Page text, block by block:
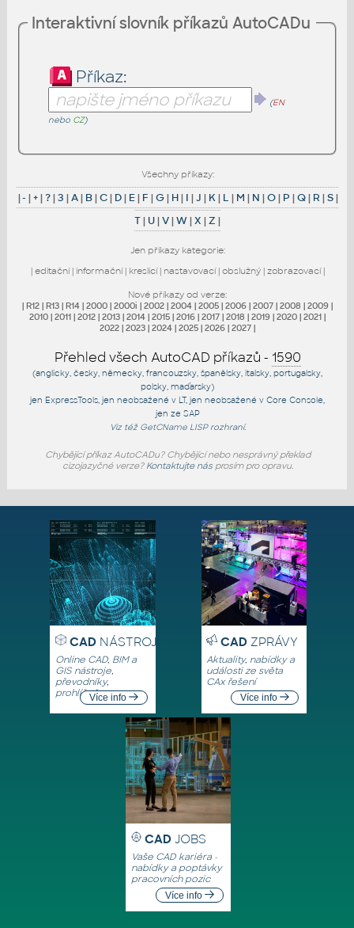
Interaktivní slovník příkazů AutoCADu
Příkaz:
(EN
nebo CZ)
Všechny příkazy:
|- |+|?|3 |A| B|C| D| E| F |G| H| I |J | K| L | M | N |O| P |Q| R |S|
T| U|V|W|X |Z |
Jen příkazy kategorie:
| editační| informační| kreslicí| nastavovací| obslužný| zobrazovací|
Nové příkazy od verze:
| R12 | R13 | R14 | 2000 | 2000i | 2002 | 2004 | 2005 | 2006 | 2007 | 2008 | 2009 |
2010 | 2011 | 2012 | 2013 | 2014 | 2015 | 2016 | 2017 | 2018 | 2019 | 2020 | 2021 |
2022 | 2023 | 2024 | 2025 | 2026 | 2027 |
Přehled všech AutoCAD příkazů - 1590
(anglicky, česky, německy, francouzsky, španělsky, italsky, portugalsky,
polsky, maďarsky)
jen ExpressTools , jen neobsažené v LT, jen neobsažené v Core Console
jen ze SAP
Viz též GetCNameLISP rozhraní.
Chybějící příkaz AutoCADu? Chybějící nebo nesprávný překlad
cizojazyčné verze? Kontaktujte násprosím pro opravu.
CADNÁSTROJE
Online CAD, BIM a
GIS nástroje,
převodníky,
prohlížečeVíce info
CADZPRÁVY
Aktuality, nabídky a
události ze světa
CAx řešení
Více info
CAD JOBS
Vaše CAD kariéra -
nabídky a poptávky
pracovních pozic
Více info